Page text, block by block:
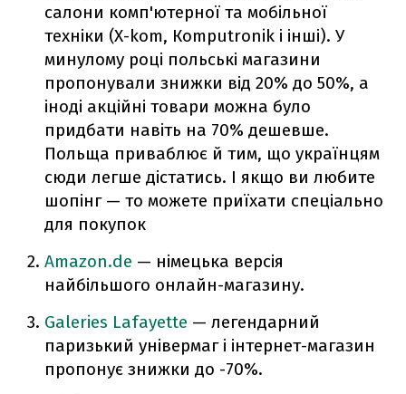
салони комп'ютерної та мобільної
техніки (X-kom, Кomputronik і інші). У
минулому році польські магазини
пропонували знижки від 20% до 50%, а
іноді акційні товари можна було
придбати навіть на 70% дешевше.
Польща приваблює й тим, що українцям
сюди легше дістатись. І якщо ви любите
шопінг — то можете приїхати спеціально
для покупок
Amazon.de — німецька версія
найбільшого онлайн-магазину.
Galeries Lafayette — легендарний
паризький універмаг і інтернет-магазин
пропонує знижки до -70%.